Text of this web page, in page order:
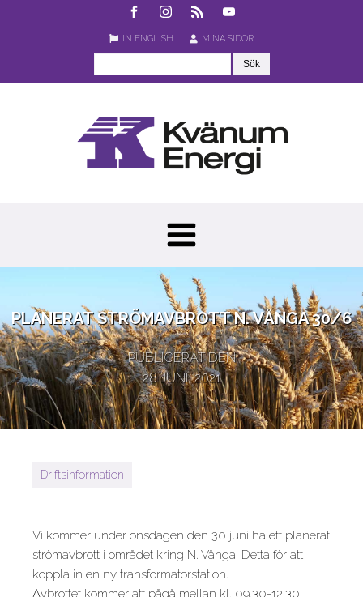
IN ENGLISH MINA SIDOR
PLANERAT STRÖMAVBROTT N. VÅNGA 30/6
PUBLICERAT DEN
28 JUNI, 2021
Driftsinformation
Vi kommer under onsdagen den 30 juni ha ett planerat
strömavbrott i området kring N. Vånga. Detta för att
koppla in en ny transformatorstation.
Avbrottet kommer att pågå mellan kl. 09.30-12.30.